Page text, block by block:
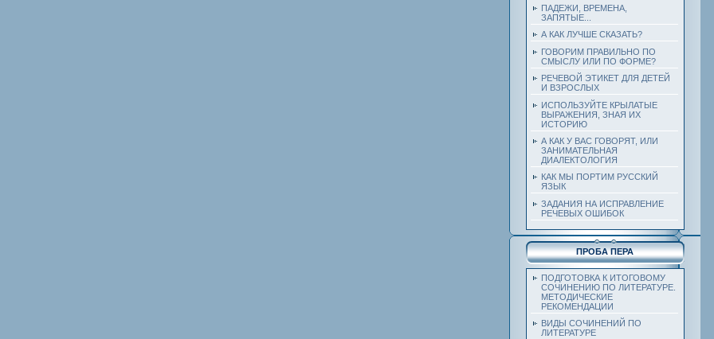
ПАДЕЖИ, ВРЕМЕНА,
ЗАПЯТЫЕ...
А КАК ЛУЧШЕ СКАЗАТЬ?
ГОВОРИМ ПРАВИЛЬНО ПО
СМЫСЛУ ИЛИ ПО ФОРМЕ?
РЕЧЕВОЙ ЭТИКЕТ ДЛЯ ДЕТЕЙ
И ВЗРОСЛЫХ
ИСПОЛЬЗУЙТЕ КРЫЛАТЫЕ
ВЫРАЖЕНИЯ, ЗНАЯ ИХ
ИСТОРИЮ
А КАК У ВАС ГОВОРЯТ, ИЛИ
ЗАНИМАТЕЛЬНАЯ
ДИАЛЕКТОЛОГИЯ
КАК МЫ ПОРТИМ РУССКИЙ
ЯЗЫК
ЗАДАНИЯ НА ИСПРАВЛЕНИЕ
РЕЧЕВЫХ ОШИБОК
ПРОБА ПЕРА
ПОДГОТОВКА К ИТОГОВОМУ
СОЧИНЕНИЮ ПО ЛИТЕРАТУРЕ.
МЕТОДИЧЕСКИЕ
РЕКОМЕНДАЦИИ
ВИДЫ СОЧИНЕНИЙ ПО
ЛИТЕРАТУРЕ